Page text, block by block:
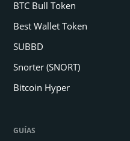
BTC Bull Token
Best Wallet Token
SUBBD
Snorter (SNORT)
Bitcoin Hyper
GUÍAS